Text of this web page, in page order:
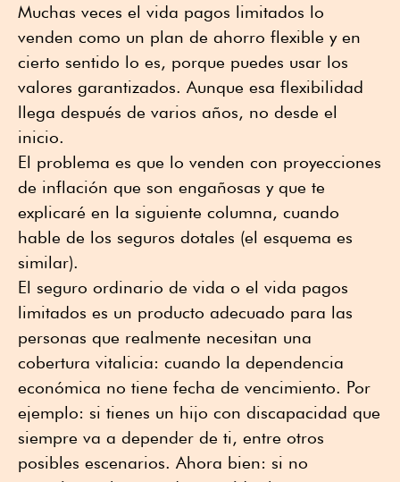
Muchas veces el vida pagos limitados lo
venden como un plan de ahorro flexible y en
cierto sentido lo es, porque puedes usar los
valores garantizados. Aunque esa flexibilidad
llega después de varios años, no desde el
inicio.
El problema es que lo venden con proyecciones
de inflación que son engañosas y que te
explicaré en la siguiente columna, cuando
hable de los seguros dotales (el esquema es
similar).
El seguro ordinario de vida o el vida pagos
limitados es un producto adecuado para las
personas que realmente necesitan una
cobertura vitalicia: cuando la dependencia
económica no tiene fecha de vencimiento. Por
ejemplo: si tienes un hijo con discapacidad que
siempre va a depender de ti, entre otros
posibles escenarios. Ahora bien: si no